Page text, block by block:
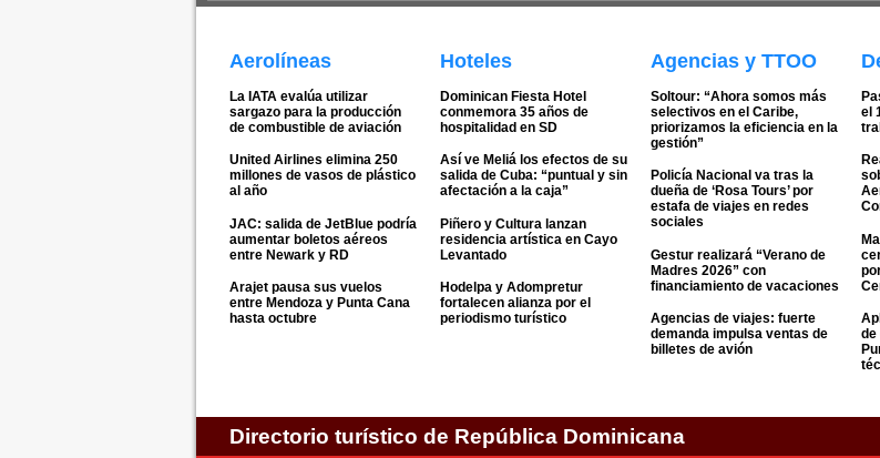
Aerolíneas
La IATA evalúa utilizar
sargazo para la producción
de combustible de aviación
United Airlines elimina 250
millones de vasos de plástico
al año
JAC: salida de JetBlue podría
aumentar boletos aéreos
entre Newark y RD
Arajet pausa sus vuelos
entre Mendoza y Punta Cana
hasta octubre
Hoteles
Dominican Fiesta Hotel
conmemora 35 años de
hospitalidad en SD
Así ve Meliá los efectos de su
salida de Cuba: “puntual y sin
afectación a la caja”
Piñero y Cultura lanzan
residencia artística en Cayo
Levantado
Hodelpa y Adompretur
fortalecen alianza por el
periodismo turístico
Agencias y TTOO
Soltour: “Ahora somos más
selectivos en el Caribe,
priorizamos la eficiencia en la
gestión”
Policía Nacional va tras la
dueña de ‘Rosa Tours’ por
estafa de viajes en redes
sociales
Gestur realizará “Verano de
Madres 2026” con
financiamiento de vacaciones
Agencias de viajes: fuerte
demanda impulsa ventas de
billetes de avión
el
de
Directorio turístico de República Dominicana